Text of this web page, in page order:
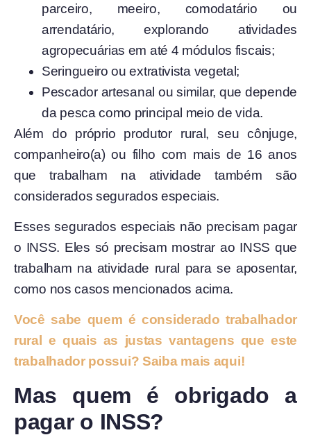
parceiro, meeiro, comodatário ou
arrendatário, explorando atividades
agropecuárias em até 4 módulos fiscais;
Seringueiro ou extrativista vegetal;
Pescador artesanal ou similar, que depende
da pesca como principal meio de vida.
Além do próprio produtor rural, seu cônjuge,
companheiro(a) ou filho com mais de 16 anos
que trabalham na atividade também são
considerados segurados especiais.
Esses segurados especiais não precisam pagar
o INSS. Eles só precisam mostrar ao INSS que
trabalham na atividade rural para se aposentar,
como nos casos mencionados acima.
Você sabe quem é considerado trabalhador
rural e quais as justas vantagens que este
trabalhador possui? Saiba mais aqui!
Mas quem é obrigado a
pagar o INSS?